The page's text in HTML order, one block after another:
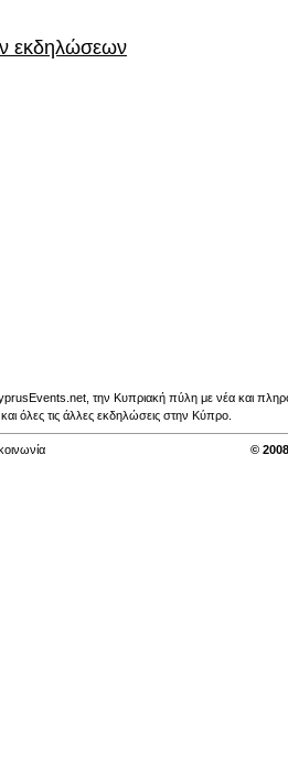
εκδηλώσεων
την Κυπριακή πύλη με νέα και
όλες τις άλλες εκδηλώσεις στην Κύπρο.
©